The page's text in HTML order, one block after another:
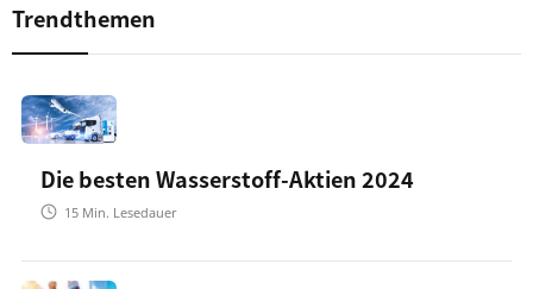
Trendthemen
Die besten Wasserstoff-Aktien 2024
15 Min. Lesedauer